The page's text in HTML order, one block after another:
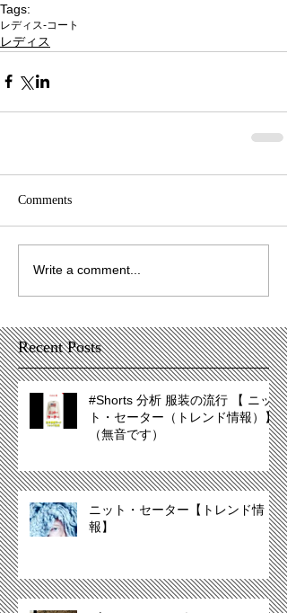
Tags:
レディス-コート
レディス
Comments
Write a comment...
Recent Posts
#Shorts 分析 服装の流行 【 ニッ
ト・セーター（トレンド情報）】
（無音です）
ニット・セーター【トレンド情
報】